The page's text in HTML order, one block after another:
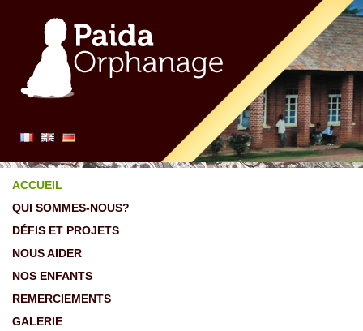
ACCUEIL
QUI SOMMES-NOUS?
DÉFIS ET PROJETS
NOUS AIDER
NOS ENFANTS
REMERCIEMENTS
GALERIE